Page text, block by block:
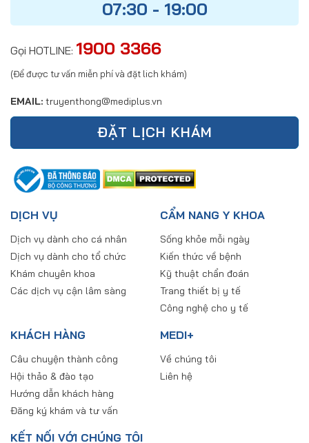
07:30 - 19:00
Gọi HOTLINE: 1900 3366
(Để được tư vấn miễn phí và đặt lich khám)
EMAIL: truyenthong@mediplus.vn
ĐẶT LỊCH KHÁM
DỊCH VỤ
Dịch vụ dành cho cá nhân
Dịch vụ dành cho tổ chức
Khám chuyên khoa
Các dịch vụ cận lâm sàng
CẨM NANG Y KHOA
Sống khỏe mỗi ngày
Kiến thức về bệnh
Kỹ thuật chẩn đoán
Trang thiết bị y tế
Công nghệ cho y tế
KHÁCH HÀNG
Câu chuyện thành công
Hội thảo & đào tạo
Hướng dẫn khách hàng
Đăng ký khám và tư vấn
MEDI+
Về chúng tôi
Liên hệ
KẾT NỐI VỚI CHÚNG TÔI